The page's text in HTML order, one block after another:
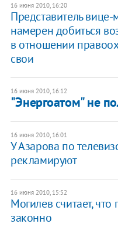
16 июня 2010, 16:20
Представитель
намерен добиться
в отношении
свои
16 июня 2010, 16:12
"Энергоатом" не
16 июня 2010, 16:01
У Азарова по
рекламируют
16 июня 2010, 15:52
Могилев считает,
законно